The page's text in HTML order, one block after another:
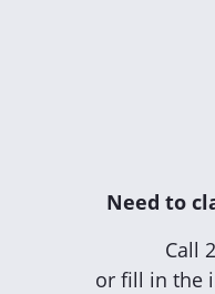
Need to
Call
or fill in the